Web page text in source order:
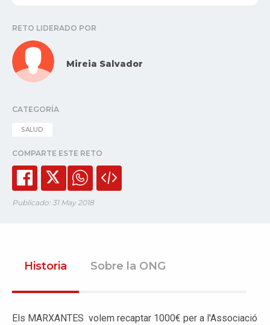
RETO LIDERADO POR
Mireia Salvador
CATEGORÍA
SALUD
COMPARTE ESTE RETO
Publicado: 31 May 2018
Historia Sobre la ONG
Els MARXANTES volem recaptar 1000€ per a l'Associació